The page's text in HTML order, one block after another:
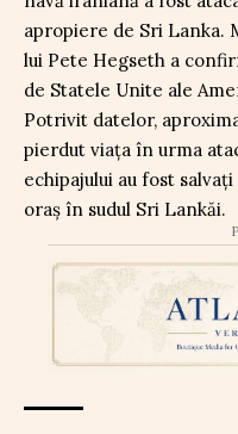
apropiere de Sri Lanka.
lui Pete Hegseth a
de Statele Unite ale
Potrivit datelor,
pierdut viața în urma
echipajului au fost
oraș în sudul Sri Lankăi.